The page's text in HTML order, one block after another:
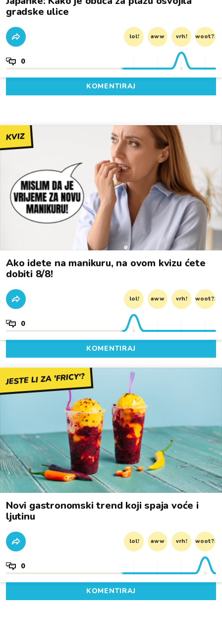
gradske ulice
lol! aww vrh! woot?!
0
KOMENTIRAJ
KVIZ
Ako idete na manikuru, na ovom kvizu ćete
dobiti 8/8!
lol! aww vrh! woot?!
0
KOMENTIRAJ
JESTE LI ZA 'FRICY'?
Novi gastronomski trend koji spaja voće i
ljutinu
lol! aww vrh! woot?!
0
KOMENTIRAJ